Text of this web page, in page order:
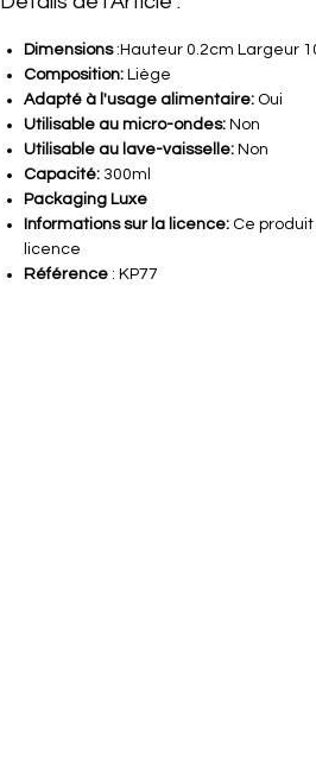
Dimensions:Hauteur 0.2cm Largeur
Composition: Liège
Adapté à l'usage alimentaire: Oui
Utilisable au micro-ondes: Non
Utilisable au lave-vaisselle: Non
Capacité: 300ml
Packaging Luxe
Informations sur la licence: Ce
licence
Référence : KP77